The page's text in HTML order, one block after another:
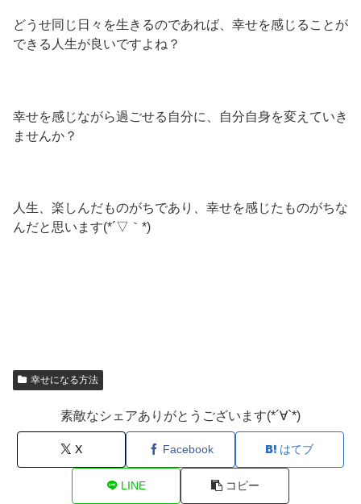
どうせ同じ日々を生きるのであれば、幸せを感じることが
できる人生が良いですよね？
幸せを感じながら過ごせる自分に、自分自身を変えていき
ませんか？
人生、楽しんだものがちであり、幸せを感じたものがちな
んだと思います(*´▽｀*)
幸せになる方法
素敵なシェアありがとうございます(*´∀`*)
X Facebook はてブ
LINE コピー